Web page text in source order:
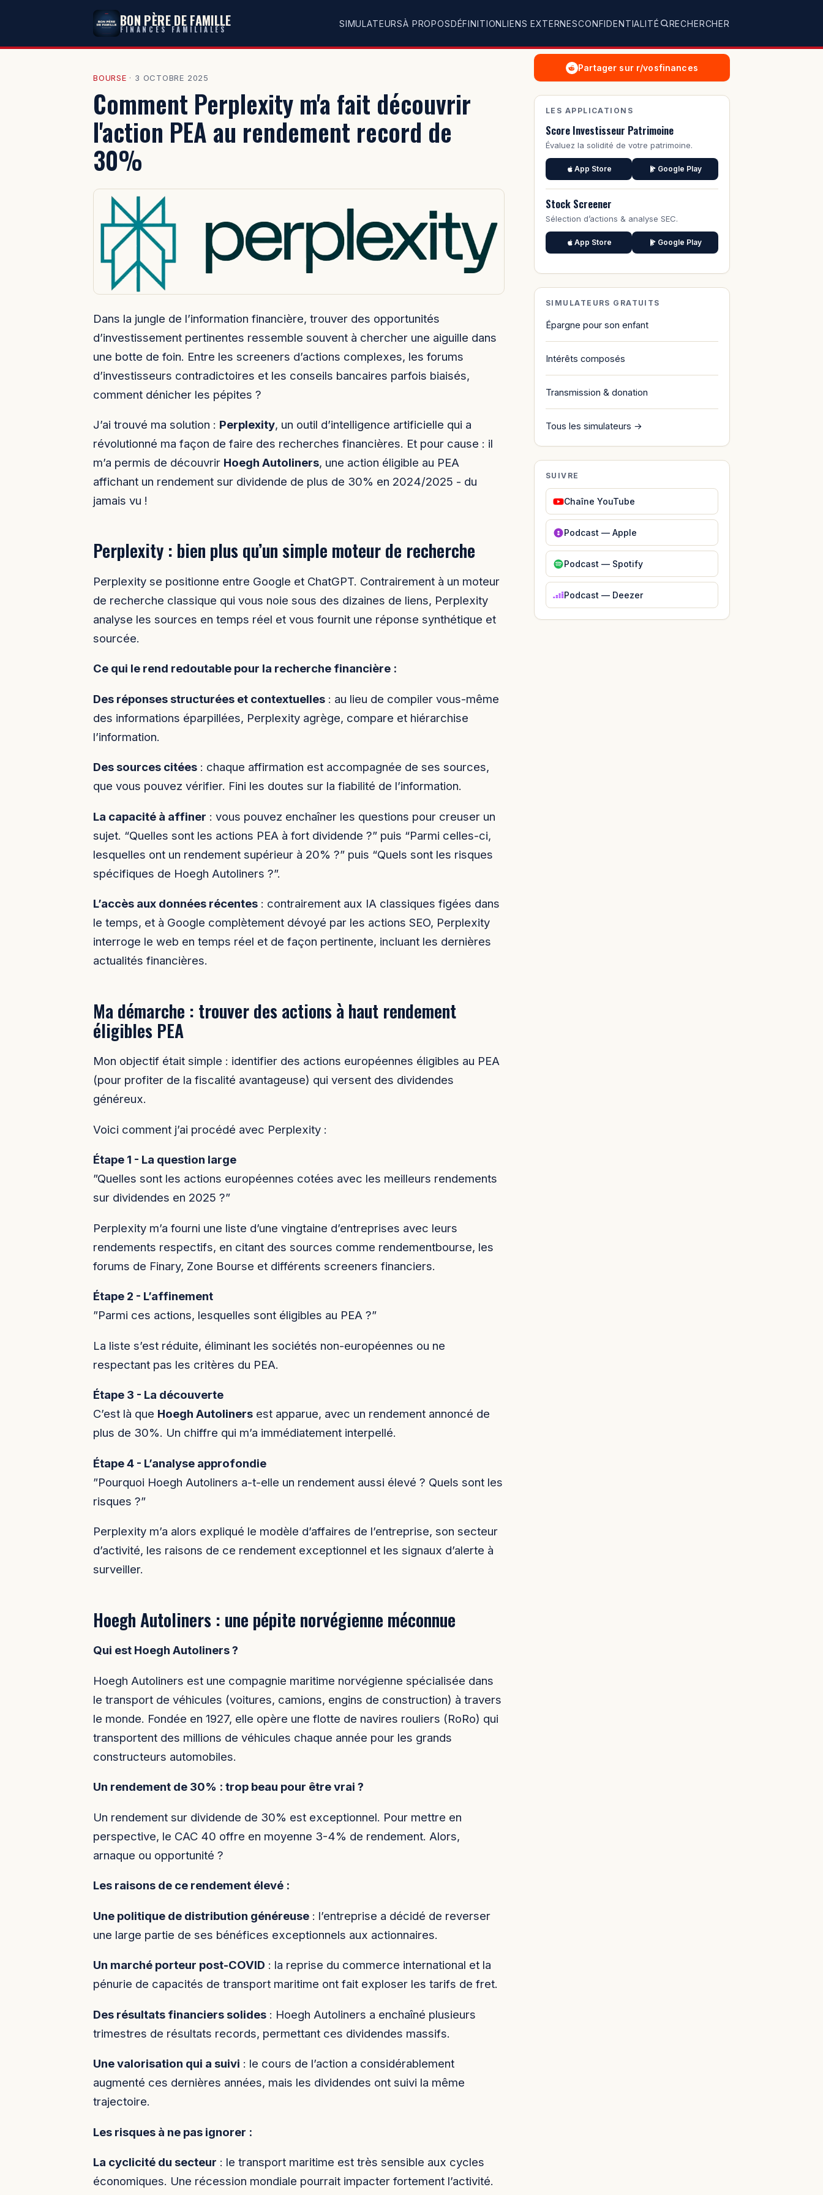
BON PÈRE DE FAMILLE
FINANCES FAMILIALES
SIMULATEURSÀ PROPOSDÉFINITIONLIENS EXTERNESCONFIDENTIALITÉ RECHERCHER
BOURSE · 3 OCTOBRE 2025
Comment Perplexity m'a fait découvrir
l'action PEA au rendement record de
30%
Dans la jungle de l’information financière, trouver des opportunités
d’investissement pertinentes ressemble souvent à chercher une aiguille dans
une botte de foin. Entre les screeners d’actions complexes, les forums
d’investisseurs contradictoires et les conseils bancaires parfois biaisés,
comment dénicher les pépites ?
J’ai trouvé ma solution : Perplexity, un outil d’intelligence artificielle qui a
révolutionné ma façon de faire des recherches financières. Et pour cause : il
m’a permis de découvrir Hoegh Autoliners, une action éligible au PEA
affichant un rendement sur dividende de plus de 30% en 2024/2025 - du
jamais vu !
Perplexity : bien plus qu’un simple moteur de recherche
Perplexity se positionne entre Google et ChatGPT. Contrairement à un moteur
de recherche classique qui vous noie sous des dizaines de liens, Perplexity
analyse les sources en temps réel et vous fournit une réponse synthétique et
sourcée.
Ce qui le rend redoutable pour la recherche financière :
Des réponses structurées et contextuelles : au lieu de compiler vous-même
des informations éparpillées, Perplexity agrège, compare et hiérarchise
l’information.
Des sources citées : chaque affirmation est accompagnée de ses sources,
que vous pouvez vérifier. Fini les doutes sur la fiabilité de l’information.
La capacité à affiner : vous pouvez enchaîner les questions pour creuser un
sujet. “Quelles sont les actions PEA à fort dividende ?” puis “Parmi celles-ci,
lesquelles ont un rendement supérieur à 20% ?” puis “Quels sont les risques
spécifiques de Hoegh Autoliners ?”.
L’accès aux données récentes : contrairement aux IA classiques figées dans
le temps, et à Google complètement dévoyé par les actions SEO, Perplexity
interroge le web en temps réel et de façon pertinente, incluant les dernières
actualités financières.
Ma démarche : trouver des actions à haut rendement
éligibles PEA
Mon objectif était simple : identifier des actions européennes éligibles au PEA
(pour profiter de la fiscalité avantageuse) qui versent des dividendes
généreux.
Voici comment j’ai procédé avec Perplexity :
Étape 1 - La question large
”Quelles sont les actions européennes cotées avec les meilleurs rendements
sur dividendes en 2025 ?”
Perplexity m’a fourni une liste d’une vingtaine d’entreprises avec leurs
rendements respectifs, en citant des sources comme rendementbourse, les
forums de Finary, Zone Bourse et différents screeners financiers.
Étape 2 - L’affinement
”Parmi ces actions, lesquelles sont éligibles au PEA ?”
La liste s’est réduite, éliminant les sociétés non-européennes ou ne
respectant pas les critères du PEA.
Étape 3 - La découverte
C’est là que Hoegh Autoliners est apparue, avec un rendement annoncé de
plus de 30%. Un chiffre qui m’a immédiatement interpellé.
Étape 4 - L’analyse approfondie
”Pourquoi Hoegh Autoliners a-t-elle un rendement aussi élevé ? Quels sont les
risques ?”
Perplexity m’a alors expliqué le modèle d’affaires de l’entreprise, son secteur
d’activité, les raisons de ce rendement exceptionnel et les signaux d’alerte à
surveiller.
Hoegh Autoliners : une pépite norvégienne méconnue
Qui est Hoegh Autoliners ?
Hoegh Autoliners est une compagnie maritime norvégienne spécialisée dans
le transport de véhicules (voitures, camions, engins de construction) à travers
le monde. Fondée en 1927, elle opère une flotte de navires rouliers (RoRo) qui
transportent des millions de véhicules chaque année pour les grands
constructeurs automobiles.
Un rendement de 30% : trop beau pour être vrai ?
Un rendement sur dividende de 30% est exceptionnel. Pour mettre en
perspective, le CAC 40 offre en moyenne 3-4% de rendement. Alors,
arnaque ou opportunité ?
Les raisons de ce rendement élevé :
Une politique de distribution généreuse : l’entreprise a décidé de reverser
une large partie de ses bénéfices exceptionnels aux actionnaires.
Un marché porteur post-COVID : la reprise du commerce international et la
pénurie de capacités de transport maritime ont fait exploser les tarifs de fret.
Des résultats financiers solides : Hoegh Autoliners a enchaîné plusieurs
trimestres de résultats records, permettant ces dividendes massifs.
Une valorisation qui a suivi : le cours de l’action a considérablement
augmenté ces dernières années, mais les dividendes ont suivi la même
trajectoire.
Les risques à ne pas ignorer :
La cyclicité du secteur : le transport maritime est très sensible aux cycles
économiques. Une récession mondiale pourrait impacter fortement l’activité.
Partager sur r/vosfinances
LES APPLICATIONS
Score Investisseur Patrimoine
Évaluez la solidité de votre patrimoine.
App Store Google Play
Stock Screener
Sélection d’actions & analyse SEC.
App Store Google Play
SIMULATEURS GRATUITS
Épargne pour son enfant
Intérêts composés
Transmission & donation
Tous les simulateurs →
SUIVRE
Chaîne YouTube
Podcast — Apple
Podcast — Spotify
Podcast — Deezer